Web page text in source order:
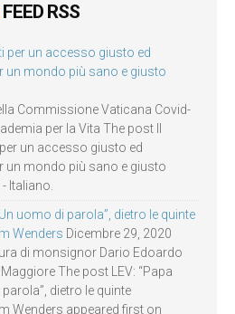
FEED RSS
per un accesso giusto ed
un mondo più sano e giusto
Commissione Vaticana Covid-
per la Vita The post Il
un accesso giusto ed
un mondo più sano e giusto
Italiano.
uomo di parola”, dietro le quinte
Wenders Dicembre 29, 2020
di monsignor Dario Edoardo
The post LEV: “Papa
dietro le quinte
Wenders appeared first on